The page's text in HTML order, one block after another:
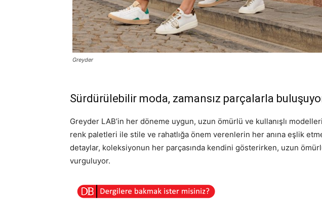
Greyder
Sürdürülebilir moda, zamansız parçalarla
Greyder LAB’in her döneme uygun, uzun ömürlü ve kullanışlı
renk paletleri ile stile ve rahatlığa önem verenlerin her anına eşlik
detaylar, koleksiyonun her parçasında kendini gösterirken, uzun
vurguluyor.